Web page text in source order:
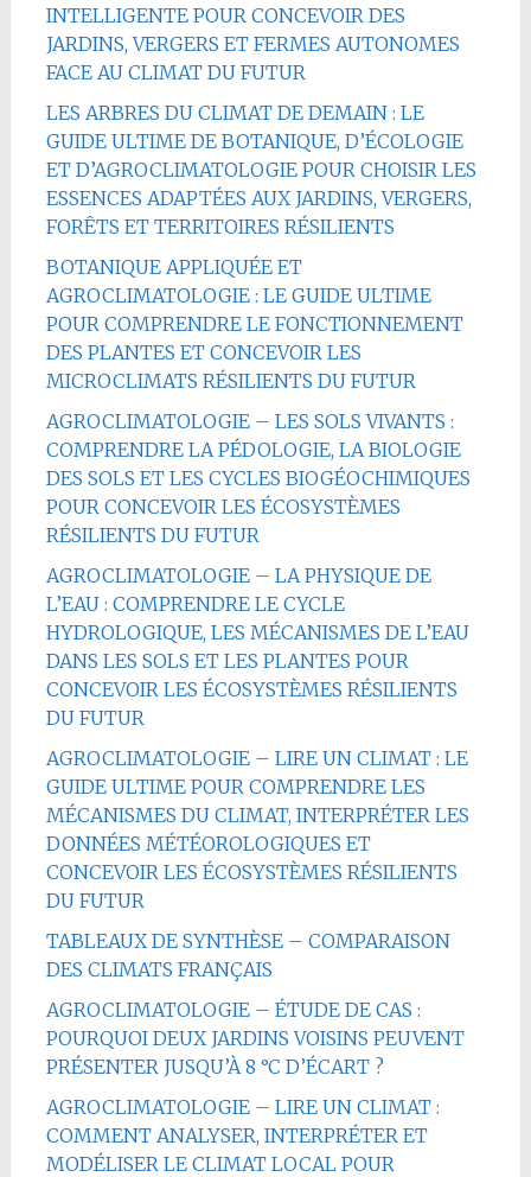
INTELLIGENTE POUR CONCEVOIR DES
JARDINS, VERGERS ET FERMES AUTONOMES
FACE AU CLIMAT DU FUTUR
LES ARBRES DU CLIMAT DE DEMAIN : LE
GUIDE ULTIME DE BOTANIQUE, D’ÉCOLOGIE
ET D’AGROCLIMATOLOGIE POUR CHOISIR LES
ESSENCES ADAPTÉES AUX JARDINS, VERGERS,
FORÊTS ET TERRITOIRES RÉSILIENTS
BOTANIQUE APPLIQUÉE ET
AGROCLIMATOLOGIE : LE GUIDE ULTIME
POUR COMPRENDRE LE FONCTIONNEMENT
DES PLANTES ET CONCEVOIR LES
MICROCLIMATS RÉSILIENTS DU FUTUR
AGROCLIMATOLOGIE – LES SOLS VIVANTS :
COMPRENDRE LA PÉDOLOGIE, LA BIOLOGIE
DES SOLS ET LES CYCLES BIOGÉOCHIMIQUES
POUR CONCEVOIR LES ÉCOSYSTÈMES
RÉSILIENTS DU FUTUR
AGROCLIMATOLOGIE – LA PHYSIQUE DE
L’EAU : COMPRENDRE LE CYCLE
HYDROLOGIQUE, LES MÉCANISMES DE L’EAU
DANS LES SOLS ET LES PLANTES POUR
CONCEVOIR LES ÉCOSYSTÈMES RÉSILIENTS
DU FUTUR
AGROCLIMATOLOGIE – LIRE UN CLIMAT : LE
GUIDE ULTIME POUR COMPRENDRE LES
MÉCANISMES DU CLIMAT, INTERPRÉTER LES
DONNÉES MÉTÉOROLOGIQUES ET
CONCEVOIR LES ÉCOSYSTÈMES RÉSILIENTS
DU FUTUR
TABLEAUX DE SYNTHÈSE – COMPARAISON
DES CLIMATS FRANÇAIS
AGROCLIMATOLOGIE – ÉTUDE DE CAS :
POURQUOI DEUX JARDINS VOISINS PEUVENT
PRÉSENTER JUSQU’À 8 °C D’ÉCART ?
AGROCLIMATOLOGIE – LIRE UN CLIMAT :
COMMENT ANALYSER, INTERPRÉTER ET
MODÉLISER LE CLIMAT LOCAL POUR